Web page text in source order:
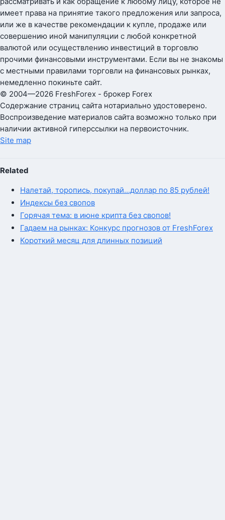
имеет права на принятие такого предложения или запроса,
или же в качестве рекомендации к купле, продаже или
совершению иной манипуляции с любой конкретной
валютой или осуществлению инвестиций в торговлю
прочими финансовыми инструментами. Если вы не знакомы
с местными правилами торговли на финансовых рынках,
немедленно покиньте сайт.
© 2004—2026 FreshForex - брокер Forex
Содержание страниц сайта нотариально удостоверено.
Воспроизведение материалов сайта возможно только при
наличии активной гиперссылки на первоисточник.
Site map
Related
Налетай, торопись, покупай...доллар по 85 рублей!
Индексы без свопов
Горячая тема: в июне крипта без свопов!
Гадаем на рынках: Конкурс прогнозов от FreshForex
Короткий месяц для длинных позиций